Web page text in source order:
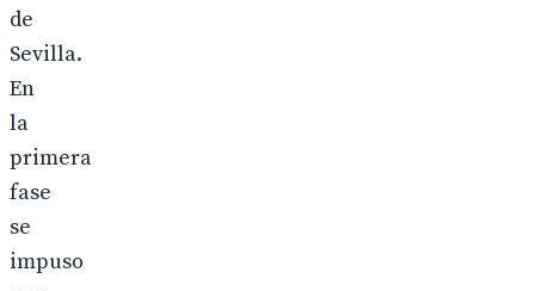
de
Sevilla.
En
la
primera
fase
se
impuso